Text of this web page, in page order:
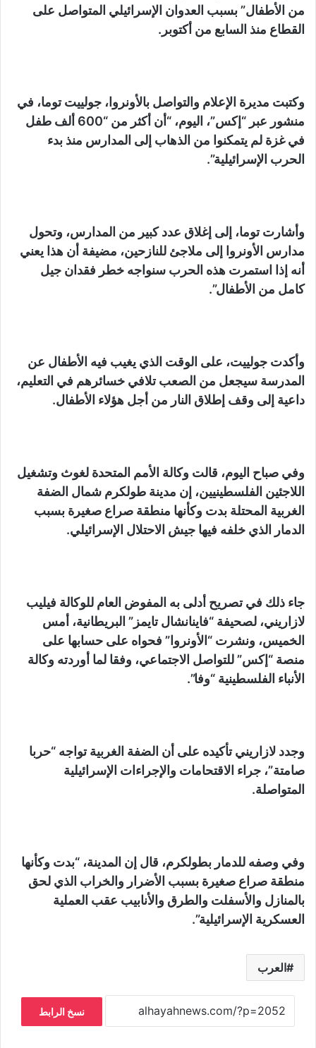
من الأطفال” بسبب العدوان الإسرائيلي المتواصل على
القطاع منذ السابع من أكتوبر.
وكتبت مديرة الإعلام والتواصل بالأونروا، جولييت توما، في
منشور عبر “إكس”، اليوم، “أن أكثر من “600 ألف طفل
في غزة لم يتمكنوا من الذهاب إلى المدارس منذ بدء
الحرب الإسرائيلية”.
وأشارت توما، إلى إغلاق عدد كبير من المدارس، وتحول
مدارس الأونروا إلى ملاجئ للنازحين، مضيفة أن هذا يعني
أنه إذا استمرت هذه الحرب سنواجه خطر فقدان جيل
كامل من الأطفال”.
وأكدت جولييت، على الوقت الذي يغيب فيه الأطفال عن
المدرسة سيجعل من الصعب تلافي خسائرهم في التعليم،
داعية إلى وقف إطلاق النار من أجل هؤلاء الأطفال.
وفي صباح اليوم، قالت وكالة الأمم المتحدة لغوث وتشغيل
اللاجئين الفلسطينيين، إن مدينة طولكرم شمال الضفة
الغربية المحتلة بدت وكأنها منطقة صراع صغيرة بسبب
الدمار الذي خلفه فيها جيش الاحتلال الإسرائيلي.
جاء ذلك في تصريح أدلى به المفوض العام للوكالة فيليب
لازاريني، لصحيفة “فاينانشال تايمز” البريطانية، أمس
الخميس، ونشرت “الأونروا” فحواه على حسابها على
منصة “إكس” للتواصل الاجتماعي، وفقا لما أوردته وكالة
الأنباء الفلسطينية “وفا”.
وجدد لازاريني تأكيده على أن الضفة الغربية تواجه “حربا
صامتة”، جراء الاقتحامات والإجراءات الإسرائيلية
المتواصلة.
وفي وصفه للدمار بطولكرم، قال إن المدينة، “بدت وكأنها
منطقة صراع صغيرة بسبب الأضرار والخراب الذي لحق
بالمنازل والأسفلت والطرق والأنابيب عقب العملية
العسكرية الإسرائيلية”.
العرب
نسخ الرابط